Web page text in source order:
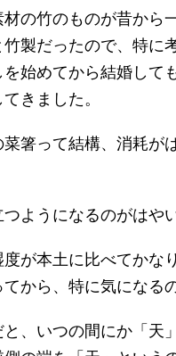
材の竹のものが昔から
製だったので、特に
始めてから結婚して
きました。
菜箸って結構、消耗が
ようになるのがはや
度が本土に比べてかな
から、特に気になる
、いつの間にか「天